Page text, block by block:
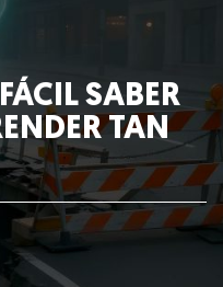
SABER
TAN